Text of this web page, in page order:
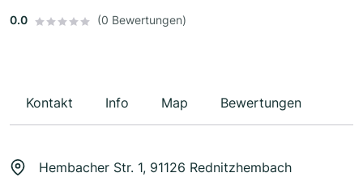
0.0 (0 Bewertungen)
Kontakt Info Map Bewertungen
Hembacher Str. 1, 91126 Rednitzhembach